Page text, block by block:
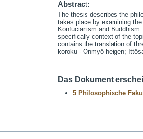
Abstract:
The thesis describes the
takes place by examining
Konfucianism and
specifically context of the
contains the translation of
koroku - Onmyô heigen;
Das Dokument
5 Philosophische